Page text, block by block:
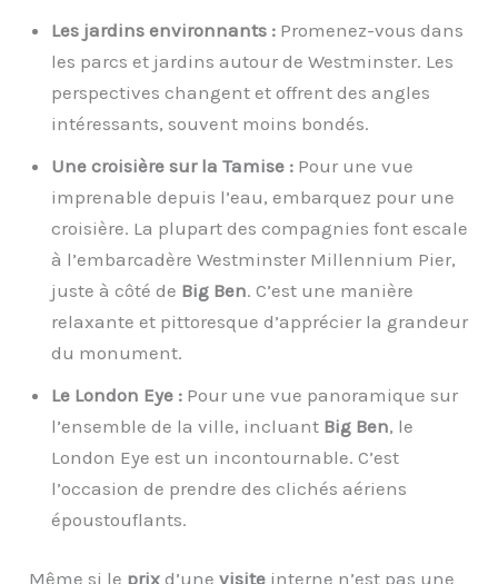
Les jardins environnants : Promenez-vous dans
les parcs et jardins autour de Westminster. Les
perspectives changent et offrent des angles
intéressants, souvent moins bondés.
Une croisière sur la Tamise : Pour une vue
imprenable depuis l’eau, embarquez pour une
croisière. La plupart des compagnies font escale
à l’embarcadère Westminster Millennium Pier,
juste à côté de Big Ben. C’est une manière
relaxante et pittoresque d’apprécier la grandeur
du monument.
Le London Eye : Pour une vue panoramique sur
l’ensemble de la ville, incluant Big Ben, le
London Eye est un incontournable. C’est
l’occasion de prendre des clichés aériens
époustouflants.
Même si le prix d’unevisite interne n’est pas une